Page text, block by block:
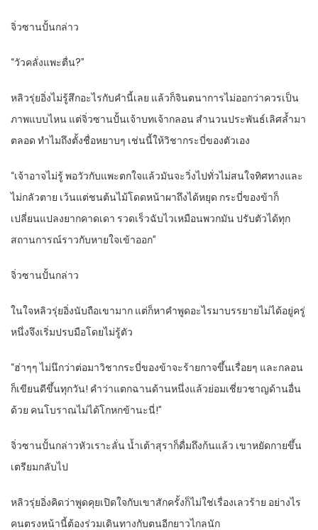
จิ่วซานปั้นกล่าว
“วัวคลั่งแพะตื่น?”
หลิวรุ่ยอิ่งไม่รู้สึกอะไรกับคำนี้เลย แล้วก็จินตนาการไม่ออกว่าควรเป็น
ภาพแบบไหน แต่จิ่วซานปั้นเจ้าบทเจ้ากลอน สำนวนประพันธ์เลิศล้ำมา
ตลอด ทำไมถึงตั้งชื่อหยาบๆ เช่นนี้ให้วิชากระบี่ของตัวเอง
“เจ้าอาจไม่รู้ พอวัวกับแพะตกใจแล้วมันจะวิ่งไปทั่วไม่สนใจทิศทางและ
ไม่กลัวตาย เว้นแต่ชนต้นไม้โดดหน้าผาถึงได้หยุด กระบี่ของข้าก็
เปลี่ยนแปลงยากคาดเดา รวดเร็วฉับไวเหมือนพวกมัน ปรับตัวได้ทุก
สถานการณ์ราวกับหายใจเข้าออก”
จิ่วซานปั้นกล่าว
ในใจหลิวรุ่ยอิ่งนับถือเขามาก แต่ก็หาคำพูดอะไรมาบรรยายไม่ได้อยู่ครู่
หนึ่งจึงเริ่มปรบมือโดยไม่รู้ตัว
“ฮ่าๆๆ ไม่นึกว่าต่อมาวิชากระบี่ของข้าจะร้ายกาจขึ้นเรื่อยๆ และกลอน
ก็เขียนดีขึ้นทุกวัน! คำว่าแตกฉานด้านหนึ่งแล้วย่อมเชี่ยวชาญด้านอื่น
ด้วย คนโบราณไม่ได้โกหกข้านะนี่!”
จิ่วซานปั้นกล่าวหัวเราะลั่น น้ำเต้าสุราก็ดื่มถึงก้นแล้ว เขาหยัดกายขึ้น
เตรียมกลับไป
หลิวรุ่ยอิ่งคิดว่าพูดคุยเปิดใจกับเขาสักครั้งก็ไม่ใช่เรื่องเลวร้าย อย่างไร
คนตรงหน้านี้ต้องร่วมเดินทางกับตนอีกยาวไกลนัก